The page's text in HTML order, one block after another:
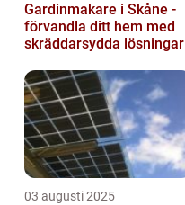
Gardinmakare i Skåne -
förvandla ditt hem med
skräddarsydda lösningar
03 augusti 2025